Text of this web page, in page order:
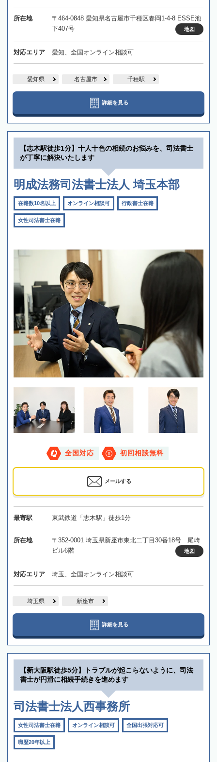
所在地
〒464-0848 愛知県名古屋市千種区春岡1-4-8 ESSE池
下407号
地図
対応エリア 愛知、全国オンライン相談可
愛知県 名古屋市 千種駅
詳細を見る
【志木駅徒歩1分】十人十色の相続のお悩みを、司法書士
が丁寧に解決いたします
明成法務司法書士法人 埼玉本部
在籍数10名以上 オンライン相談可 行政書士在籍
女性司法書士在籍
全国対応 初回相談無料
メールする
最寄駅 東武鉄道「志木駅」徒歩1分
所在地
〒352-0001 埼玉県新座市東北二丁目30番18号 尾崎
ビル6階
地図
対応エリア 埼玉、全国オンライン相談可
埼玉県 新座市
詳細を見る
【新大阪駅徒歩5分】トラブルが起こらないように、司法
書士が円滑に相続手続きを進めます
司法書士法人西事務所
女性司法書士在籍 オンライン相談可 全国出張対応可
職歴20年以上